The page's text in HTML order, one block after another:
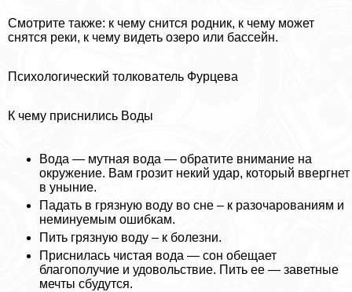
Смотрите также: к чему снится родник, к чему может
снятся реки, к чему видеть озеро или бассейн.
Психологический толкователь Фурцева
К чему приснились Воды
Вода — мутная вода — обратите внимание на
окружение. Вам грозит некий удар, который ввергнет
в уныние.
Падать в грязную воду во сне – к разочарованиям и
неминуемым ошибкам.
Пить грязную воду – к болезни.
Приснилась чистая вода — сон обещает
благополучие и удовольствие. Пить ее — заветные
мечты сбудутся.